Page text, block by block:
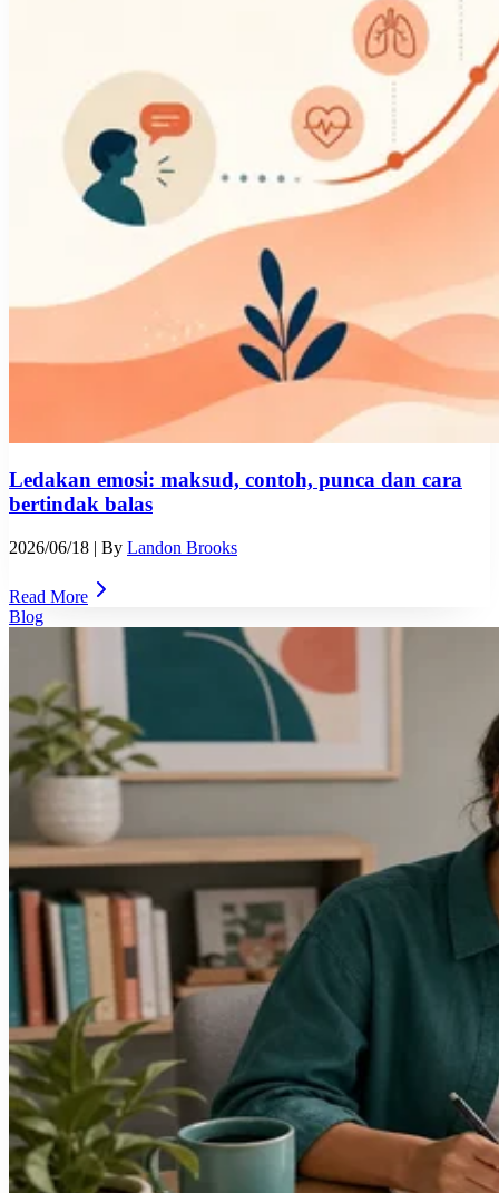
Ledakan emosi: maksud, contoh, punca dan cara
bertindak balas
2026/06/18 | By Landon Brooks
Read More
Blog